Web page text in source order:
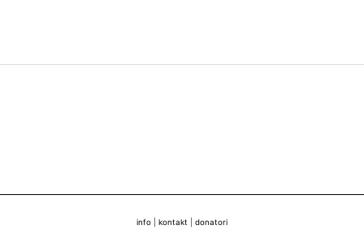
info kontakt donatori